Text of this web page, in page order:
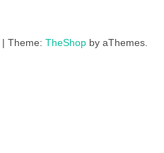
| Theme: TheShop by aThemes.